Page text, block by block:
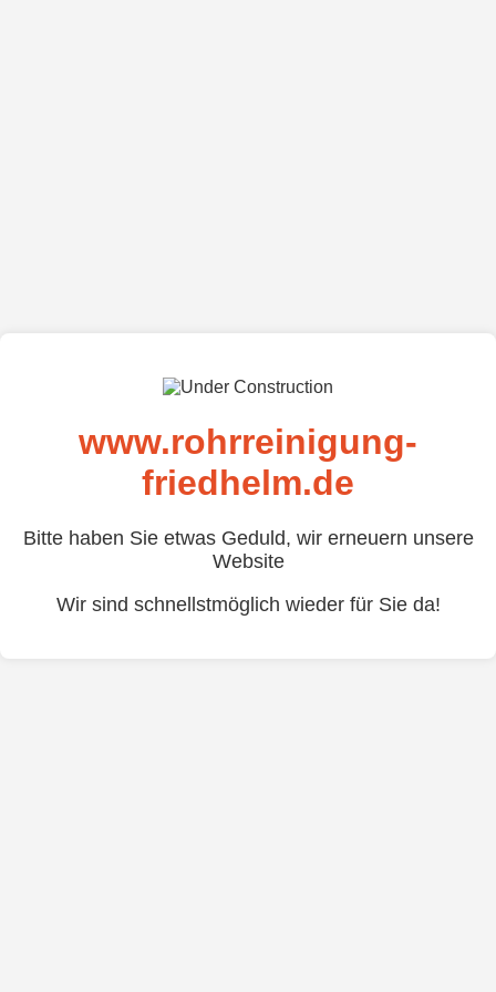
www.rohrreinigung-
friedhelm.de
Bitte haben Sie etwas Geduld, wir erneuern unsere
Website
Wir sind schnellstmöglich wieder für Sie da!